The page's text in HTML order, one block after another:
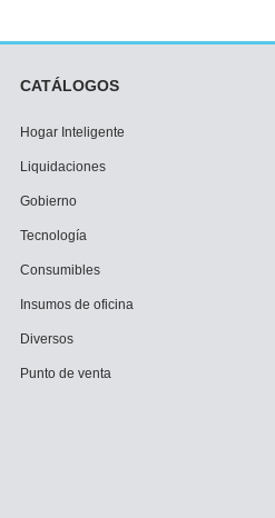
CATÁLOGOS
Hogar Inteligente
Liquidaciones
Gobierno
Tecnología
Consumibles
Insumos de oficina
Diversos
Punto de venta